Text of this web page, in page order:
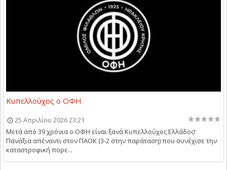
Κυπελλούχος ο ΟΦΗ
25 Απριλίου 2026 23:21
Μετά από 39 χρόνια ο ΟΦΗ είναι ξανά Κυπελλούχος Ελλάδος!
Πανάξια απέναντι στον ΠΑΟΚ (3-2 στην παράταση) που συνέχισε την
καταστροφική πορε...